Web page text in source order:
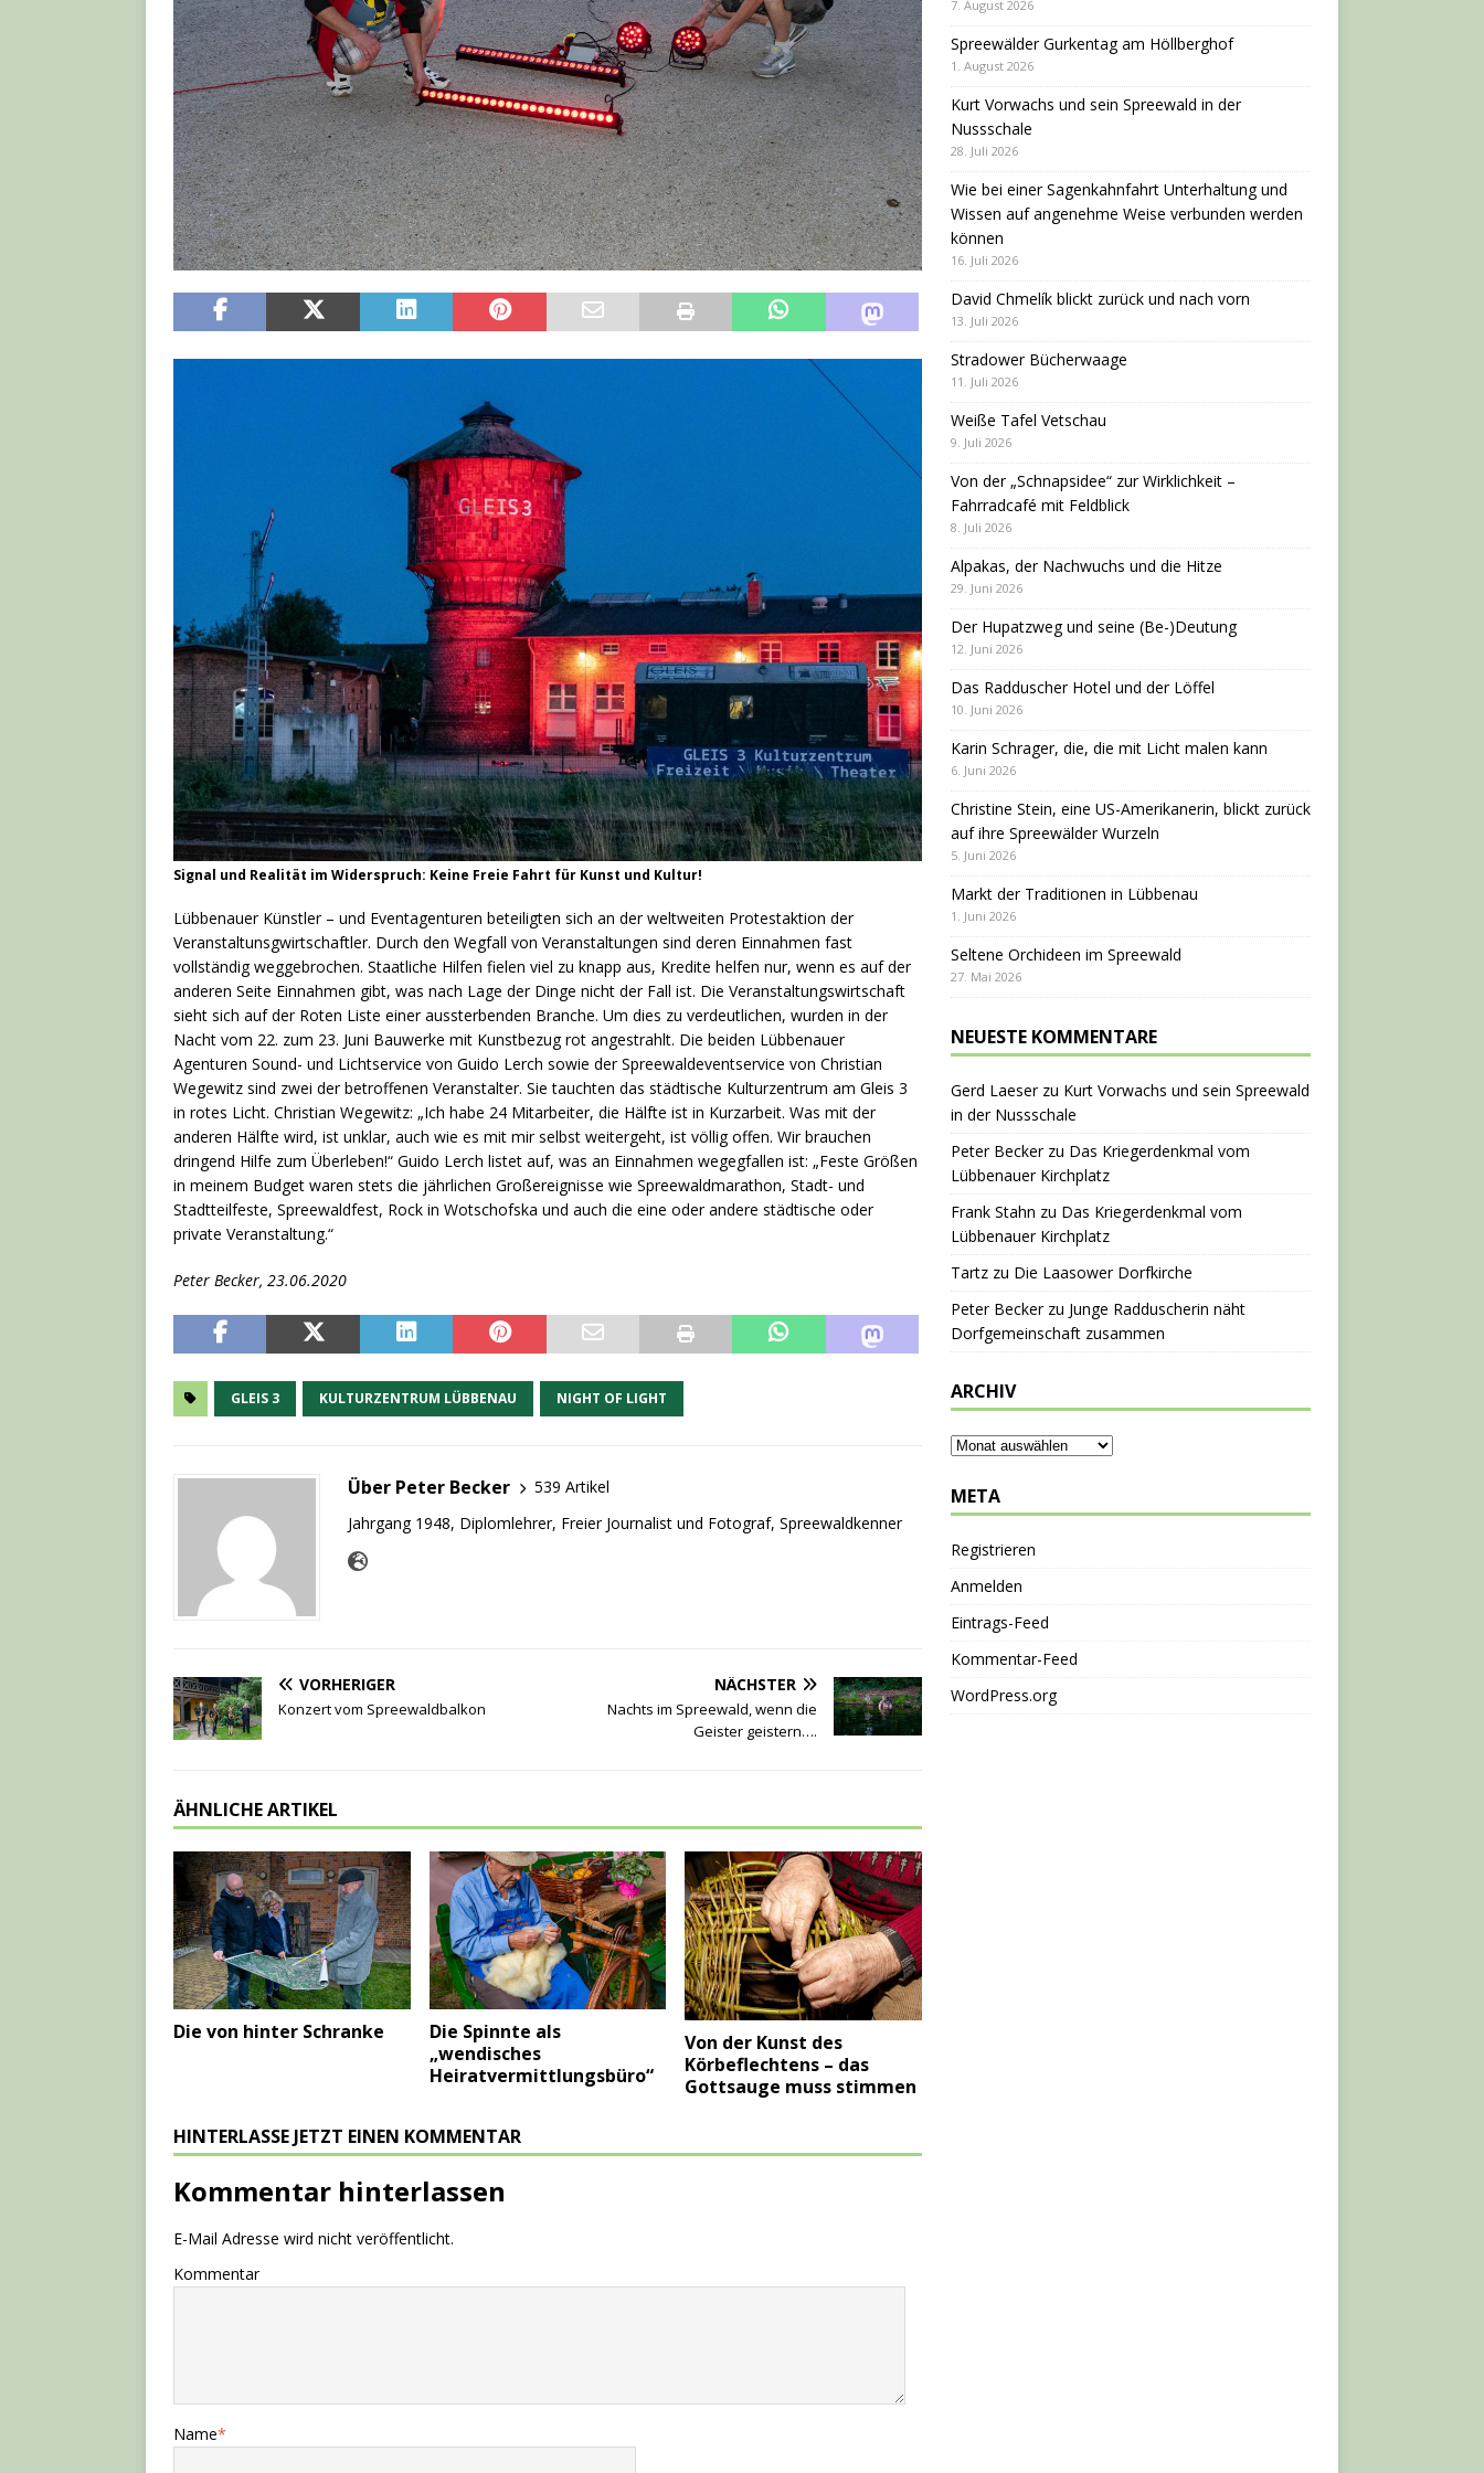
Signal und Realität im Widerspruch: Keine Freie Fahrt für Kunst und Kultur!
Lübbenauer Künstler – und Eventagenturen beteiligten sich an der weltweiten Protestaktion der
Veranstaltunsgwirtschaftler. Durch den Wegfall von Veranstaltungen sind deren Einnahmen fast
vollständig weggebrochen. Staatliche Hilfen fielen viel zu knapp aus, Kredite helfen nur, wenn es auf der
anderen Seite Einnahmen gibt, was nach Lage der Dinge nicht der Fall ist. Die Veranstaltungswirtschaft
sieht sich auf der Roten Liste einer aussterbenden Branche. Um dies zu verdeutlichen, wurden in der
Nacht vom 22. zum 23. Juni Bauwerke mit Kunstbezug rot angestrahlt. Die beiden Lübbenauer
Agenturen Sound- und Lichtservice von Guido Lerch sowie der Spreewaldeventservice von Christian
Wegewitz sind zwei der betroffenen Veranstalter. Sie tauchten das städtische Kulturzentrum am Gleis 3
in rotes Licht. Christian Wegewitz: „Ich habe 24 Mitarbeiter, die Hälfte ist in Kurzarbeit. Was mit der
anderen Hälfte wird, ist unklar, auch wie es mit mir selbst weitergeht, ist völlig offen. Wir brauchen
dringend Hilfe zum Überleben!“ Guido Lerch listet auf, was an Einnahmen wegegfallen ist: „Feste Größen
in meinem Budget waren stets die jährlichen Großereignisse wie Spreewaldmarathon, Stadt- und
Stadtteilfeste, Spreewaldfest, Rock in Wotschofska und auch die eine oder andere städtische oder
private Veranstaltung.“
Peter Becker, 23.06.2020
GLEIS 3 KULTURZENTRUM LÜBBENAU NIGHT OF LIGHT
Über Peter Becker
539 Artikel
Jahrgang 1948, Diplomlehrer, Freier Journalist und Fotograf, Spreewaldkenner
VORHERIGER
Konzert vom Spreewaldbalkon
NÄCHSTER
Nachts im Spreewald, wenn die
Geister geistern….
ÄHNLICHE ARTIKEL
Die von hinter Schranke
Die Spinnte als
„wendisches
Heiratvermittlungsbüro“
Von der Kunst des
Körbeflechtens – das
Gottsauge muss stimmen
HINTERLASSE JETZT EINEN KOMMENTAR
Kommentar hinterlassen
E-Mail Adresse wird nicht veröffentlicht.
Kommentar
Name*
7. August 2026
Spreewälder Gurkentag am Höllberghof
1. August 2026
Kurt Vorwachs und sein Spreewald in der
Nussschale
28. Juli 2026
Wie bei einer Sagenkahnfahrt Unterhaltung und
Wissen auf angenehme Weise verbunden werden
können
16. Juli 2026
David Chmelík blickt zurück und nach vorn
13. Juli 2026
Stradower Bücherwaage
11. Juli 2026
Weiße Tafel Vetschau
9. Juli 2026
Von der „Schnapsidee“ zur Wirklichkeit –
Fahrradcafé mit Feldblick
8. Juli 2026
Alpakas, der Nachwuchs und die Hitze
29. Juni 2026
Der Hupatzweg und seine (Be-)Deutung
12. Juni 2026
Das Radduscher Hotel und der Löffel
10. Juni 2026
Karin Schrager, die, die mit Licht malen kann
6. Juni 2026
Christine Stein, eine US-Amerikanerin, blickt zurück
auf ihre Spreewälder Wurzeln
5. Juni 2026
Markt der Traditionen in Lübbenau
1. Juni 2026
Seltene Orchideen im Spreewald
27. Mai 2026
NEUESTE KOMMENTARE
Gerd Laeserzu Kurt Vorwachs und sein Spreewald
in der Nussschale
Peter Beckerzu Das Kriegerdenkmal vom
Lübbenauer Kirchplatz
Frank Stahn zu Das Kriegerdenkmal vom
Lübbenauer Kirchplatz
Tartzzu Die Laasower Dorfkirche
Peter Beckerzu Junge Radduscherin näht
Dorfgemeinschaft zusammen
ARCHIV
META
Registrieren
Anmelden
Eintrags-Feed
Kommentar-Feed
WordPress.org